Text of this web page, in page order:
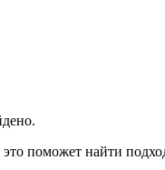
поможет найти